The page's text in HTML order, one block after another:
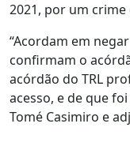
2021, por um
“Acordam em
confirmam o
acórdão do TRL
acesso, e de que
Tomé Casimiro e